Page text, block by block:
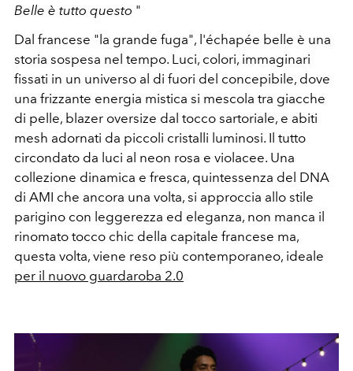
Belle è tutto questo "
Dal francese "la grande fuga", l'échapée belle è una
storia sospesa nel tempo. Luci, colori, immaginari
fissati in un universo al di fuori del concepibile, dove
una frizzante energia mistica si mescola tra giacche
di pelle, blazer oversize dal tocco sartoriale, e abiti
mesh adornati da piccoli cristalli luminosi. Il tutto
circondato da luci al neon rosa e violacee. Una
collezione dinamica e fresca, quintessenza del DNA
di AMI che ancora una volta, si approccia allo stile
parigino con leggerezza ed eleganza, non manca il
rinomato tocco chic della capitale francese ma,
questa volta, viene reso più contemporaneo, ideale
per il nuovo guardaroba 2.0